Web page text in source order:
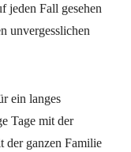
jeden Fall gesehen
unvergesslichen
ein langes
Tage mit der
der ganzen Familie